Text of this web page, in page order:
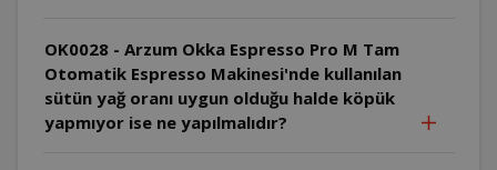
OK0028 - Arzum Okka Espresso Pro M Tam
Otomatik Espresso Makinesi'nde kullanılan
sütün yağ oranı uygun olduğu halde köpük
yapmıyor ise ne yapılmalıdır?